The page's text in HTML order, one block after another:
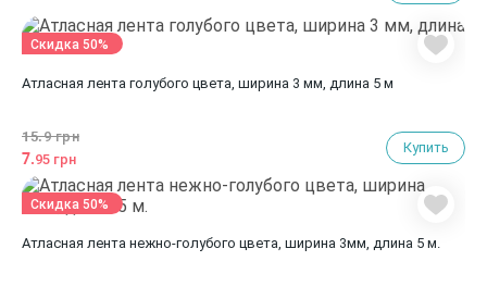
Атласная лента голубого цвета, ширина 3 мм, длина 5 м
15.9 грн
7.95 грн
Купить
Скидка 50%
Атласная лента нежно-голубого цвета, ширина 3мм, длина 5 м.
Скидка 50%